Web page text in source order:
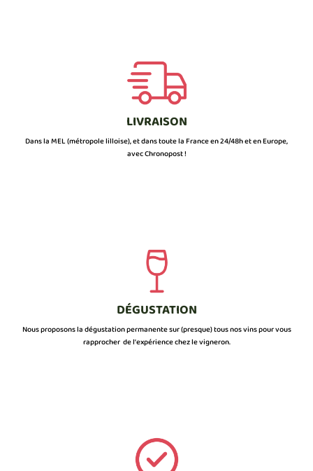
LIVRAISON
Dans la MEL (métropole lilloise), et dans toute la France en 24/48h et en Europe,
avec Chronopost !
DÉGUSTATION
Nous proposons la dégustation permanente sur (presque) tous nos vins pour vous
rapprocher de l’expérience chez le vigneron.